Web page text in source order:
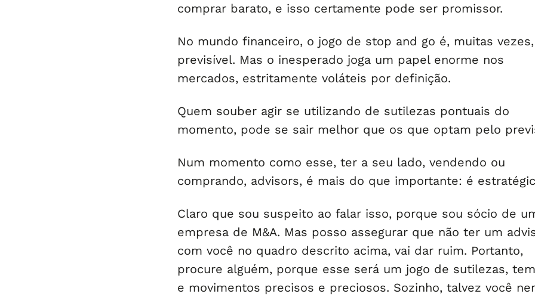
comprar barato, e isso certamente pode ser promissor.
No mundo financeiro, o jogo de stop and go é, muitas vezes,
previsível. Mas o inesperado joga um papel enorme nos
mercados, estritamente voláteis por definição.
Quem souber agir se utilizando de sutilezas pontuais do
momento, pode se sair melhor que os que optam pelo
Num momento como esse, ter a seu lado, vendendo ou
comprando, advisors, é mais do que importante: é
Claro que sou suspeito ao falar isso, porque sou sócio de
empresa de M&A. Mas posso assegurar que não ter um
com você no quadro descrito acima, vai dar ruim. Portanto,
procure alguém, porque esse será um jogo de sutilezas,
e movimentos precisos e preciosos. Sozinho, talvez você